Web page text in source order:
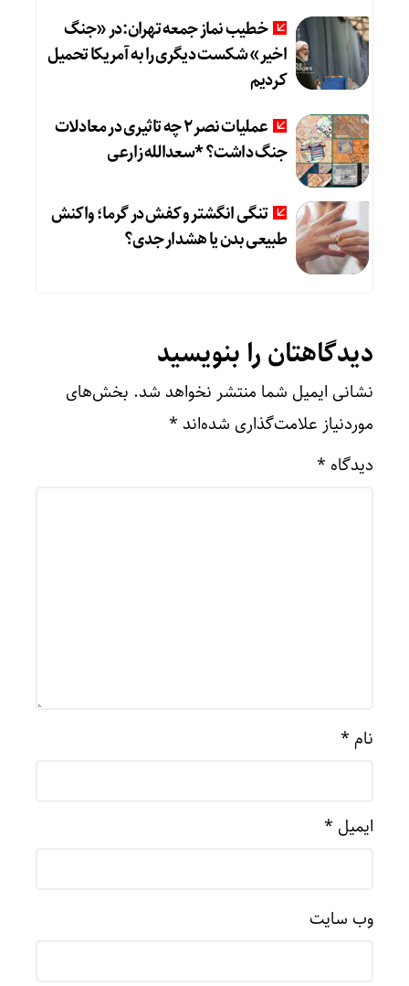
خطیب نماز جمعه تهران:در «جنگ
اخیر» شکست دیگری را به آمریکا تحمیل
کردیم
عملیات نصر ۲ چه تاثیری در معادلات
جنگ داشت؟ *سعدالله زارعی
تنگی انگشتر و کفش در گرما؛ واکنش
طبیعی بدن یا هشدار جدی؟
دیدگاهتان را بنویسید
نشانی ایمیل شما منتشر نخواهد شد. بخش‌های
موردنیاز علامت‌گذاری شده‌اند *
دیدگاه *
نام *
ایمیل *
وب‌ سایت